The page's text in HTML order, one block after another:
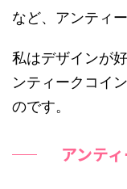
など、アンティ
私はデザインが
ンティークコイ
のです。
アンテ